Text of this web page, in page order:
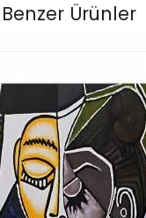
Benzer Ürünler